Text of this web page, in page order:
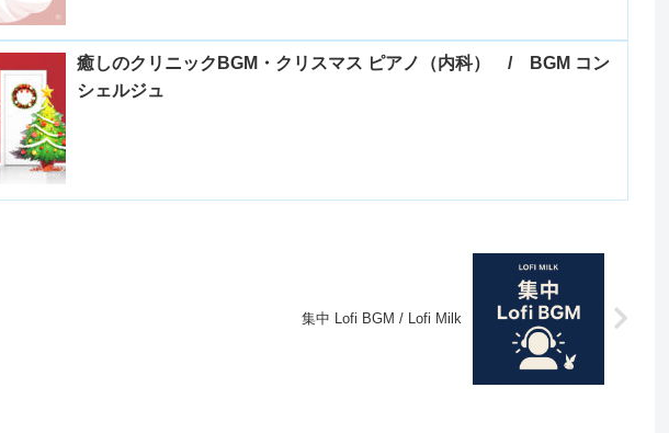
癒しのクリニックBGM・クリスマス ピアノ（内科） / BGM コン
シェルジュ
集中 Lofi BGM / Lofi Milk